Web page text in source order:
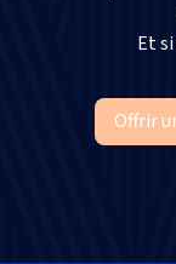
Et
Offrir